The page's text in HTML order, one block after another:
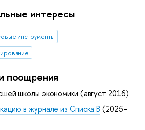
интересы
инструменты
поощрения
школы экономики (август 2016)
в журнале из Списка B (2025–